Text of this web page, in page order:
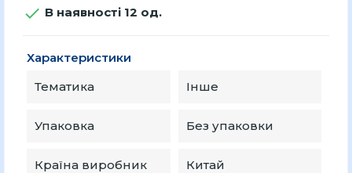
 В наявності 12 од.
Характеристики
Тематика
Інше
Упаковка Без упаковки
Країна виробник Китай